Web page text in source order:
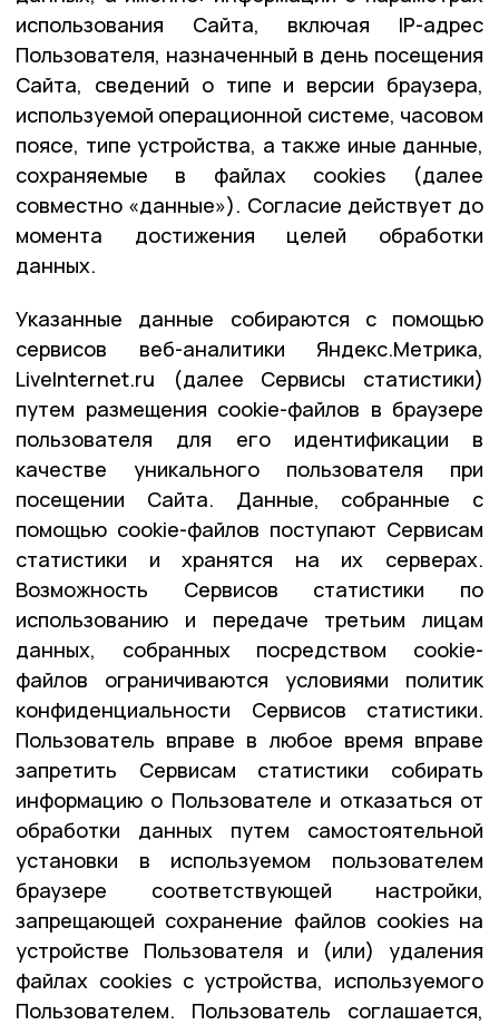
использования Сайта, включая IP-адрес
Пользователя, назначенный в день посещения
Сайта, сведений о типе и версии браузера,
используемой операционной системе, часовом
поясе, типе устройства, а также иные данные,
сохраняемые в файлах cookies (далее
совместно «данные»). Согласие действует до
момента достижения целей обработки
данных.
Указанные данные собираются с помощью
сервисов веб-аналитики Яндекс.Метрика,
LiveInternet.ru (далее Сервисы статистики)
путем размещения cookie-файлов в браузере
пользователя для его идентификации в
качестве уникального пользователя при
посещении Сайта. Данные, собранные с
помощью cookie-файлов поступают Сервисам
статистики и хранятся на их серверах.
Возможность Сервисов статистики по
использованию и передаче третьим лицам
данных, собранных посредством cookie-
файлов ограничиваются условиями политик
конфиденциальности Сервисов статистики.
Пользователь вправе в любое время вправе
запретить Сервисам статистики собирать
информацию о Пользователе и отказаться от
обработки данных путем самостоятельной
установки в используемом пользователем
браузере соответствующей настройки,
запрещающей сохранение файлов cookies на
устройстве Пользователя и (или) удаления
файлах cookies с устройства, используемого
Пользователем. Пользователь соглашается,